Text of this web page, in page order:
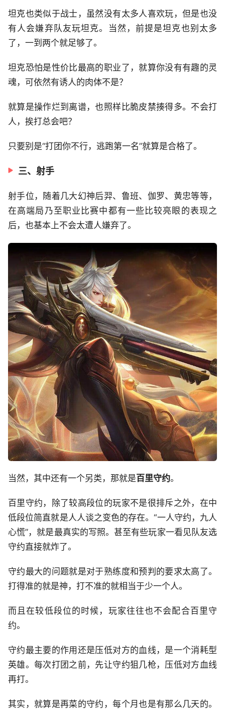
坦克也类似于战士，虽然没有太多人喜欢玩，但是也没
有人会嫌弃队友玩坦克。当然，前提是坦克也别太多
了，一到两个就足够了。
坦克恐怕是性价比最高的职业了，就算你没有有趣的灵
魂，可依然有诱人的肉体不是？
就算是操作烂到离谱，也照样比脆皮禁揍得多。不会打
人，挨打总会吧？
只要别是“打团你不行，逃跑第一名”就算是合格了。
三、射手
射手位，随着几大幻神后羿、鲁班、伽罗、黄忠等等，
在高端局乃至职业比赛中都有一些比较亮眼的表现之
后，也基本上不会太遭人嫌弃了。
当然，其中还有一个另类，那就是百里守约。
百里守约，除了较高段位的玩家不是很排斥之外，在中
低段位简直就是人人谈之变色的存在。“一人守约，九人
心慌”，就是最真实的写照。甚至有些玩家一看见队友选
守约直接就炸了。
守约最大的问题就是对于熟练度和预判的要求太高了。
打得准的就是神，打不准的就相当于少一个人。
而且在较低段位的时候，玩家往往也不会配合百里守
约。
守约最主要的作用还是压低对方的血线，是一个消耗型
英雄。每次打团之前，先让守约狙几枪，压低对方血线
再打。
其实，就算是再菜的守约，每个月也是有那么几天的。